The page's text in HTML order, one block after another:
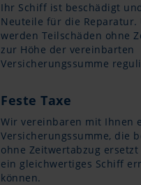
Ihr Schiff ist beschädigt
Neuteile für die Reparatur.
werden Teilschäden ohne
zur Höhe der vereinbarten
Versicherungssumme
Feste Taxe
Wir vereinbaren mit Ihnen
Versicherungssumme, die
ohne Zeitwertabzug
ein gleichwertiges Schiff
können.